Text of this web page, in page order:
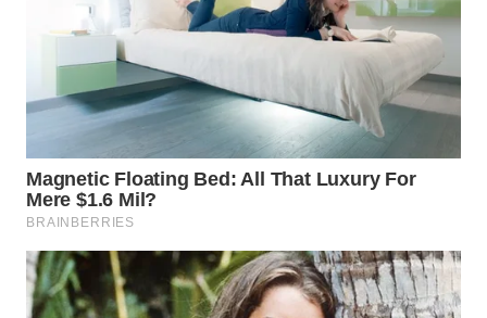
WN
KALTARA
WN
KALTIM
WN
SULSEL